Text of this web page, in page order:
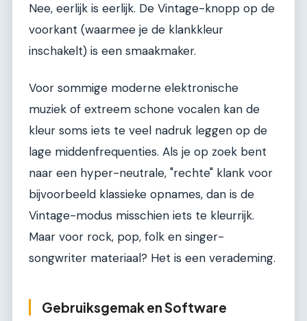
Nee, eerlijk is eerlijk. De Vintage-knopp op de
voorkant (waarmee je de klankkleur
inschakelt) is een smaakmaker.
Voor sommige moderne elektronische
muziek of extreem schone vocalen kan de
kleur soms iets te veel nadruk leggen op de
lage middenfrequenties. Als je op zoek bent
naar een hyper-neutrale, "rechte" klank voor
bijvoorbeeld klassieke opnames, dan is de
Vintage-modus misschien iets te kleurrijk.
Maar voor rock, pop, folk en singer-
songwriter materiaal? Het is een verademing.
Gebruiksgemak en Software